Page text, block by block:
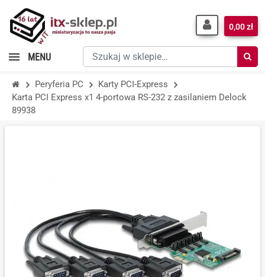
Szukaj
w
sklepie…
0,00 zł
MENU
Peryferia PC
Karty PCI-Express
Karta PCI Express x1 4-portowa RS-232 z zasilaniem Delock
89938